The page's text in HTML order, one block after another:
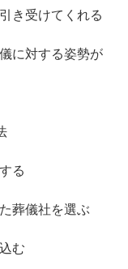
き受けてくれる
に対する姿勢が
る
葬儀社を選ぶ
む